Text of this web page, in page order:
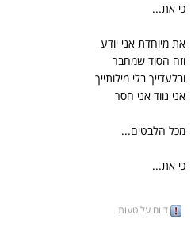
כי את...
את מיוחדת אני יודע
וזה הסוד שמחבר
ובלעדייך בלי מילותייך
אני נווד אני חסר
מכל הלבטים...
כי את...
דווח על טעות